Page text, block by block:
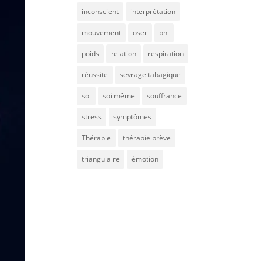
inconscient interprétation
mouvement oser pnl
poids relation respiration
réussite sevrage tabagique
soi soi même souffrance
stress symptômes
Thérapie thérapie brève
triangulaire émotion